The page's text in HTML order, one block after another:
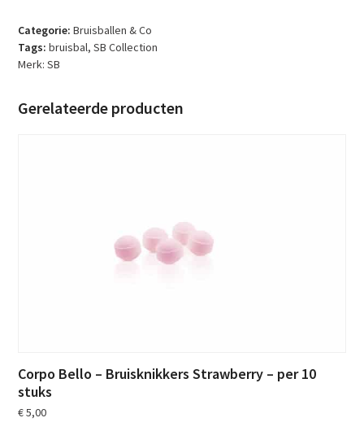
Blue
Diamond
aantal
Categorie: Bruisballen & Co
Tags: bruisbal,SB Collection
Merk:SB
Gerelateerde producten
Corpo Bello – Bruisknikkers Strawberry – per 10
stuks
€5,00